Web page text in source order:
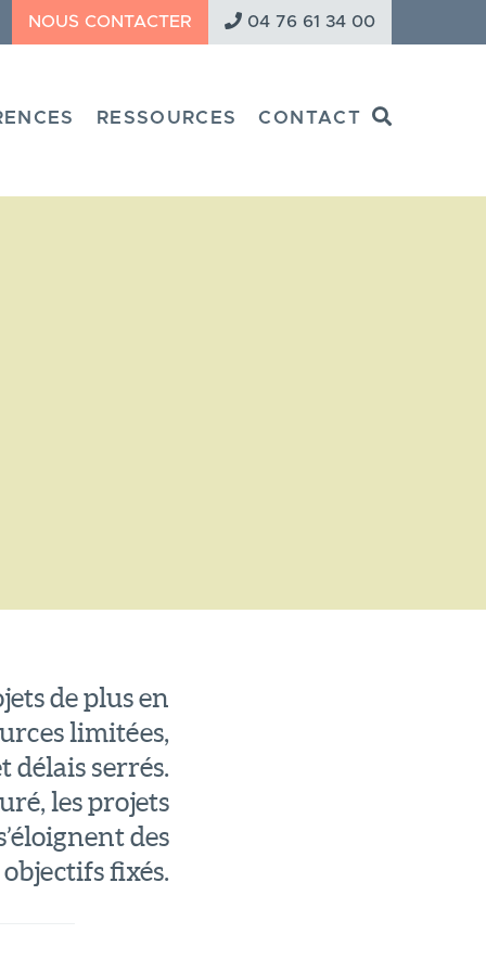
NOUS CONTACTER 04 76 61 34 00
RESSOURCES CONTACT
de plus en
limitées,
délais serrés.
les projets
des
objectifs fixés.